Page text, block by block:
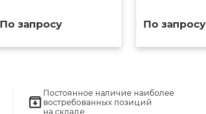
По запросу По запросу
Постоянное наличие наиболее
востребованных позиций
на складе